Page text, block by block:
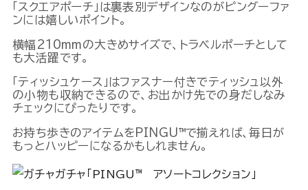
「スクエアポーチ」は裏表別デザインなのがピングーファ
ンには嬉しいポイント。
横幅210mmの大きめサイズで、トラベルポーチとして
も大活躍です。
「ティッシュケース」はファスナー付きでティッシュ以外
の小物も収納できるので、お出かけ先での身だしなみ
チェックにぴったりです。
お持ち歩きのアイテムをPINGU™で揃えれば、毎日が
もっとハッピーになるかもしれません。